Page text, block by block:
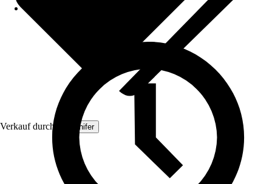
Verkauf durch: Organifer